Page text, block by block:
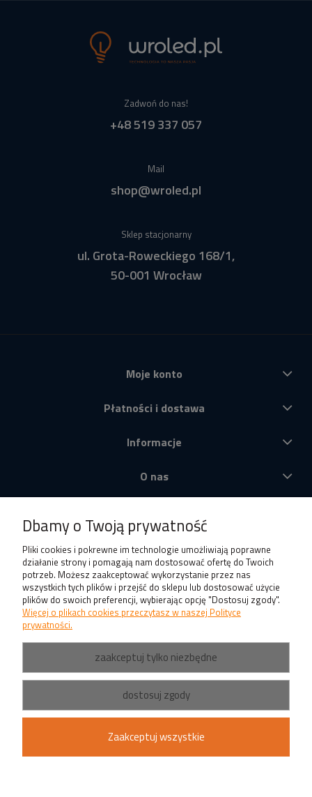
Zadwoń do nas!
+48 519 337 057
Mail
shop@wroled.pl
Sklep stacjonarny
ul. Grota-Roweckiego 168/1,
50-001 Wrocław
Moje konto
Płatności i dostawa
Informacje
O nas
Dbamy o Twoją prywatność
Pliki cookies i pokrewne im technologie umożliwiają poprawne
działanie strony i pomagają nam dostosować ofertę do Twoich
potrzeb. Możesz zaakceptować wykorzystanie przez nas
wszystkich tych plików i przejść do sklepu lub dostosować użycie
plików do swoich preferencji, wybierając opcję "Dostosuj zgody".
Więcej o plikach cookies przeczytasz w naszej Polityce
prywatności.
zaakceptuj tylko niezbędne
dostosuj zgody
Zaakceptuj wszystkie